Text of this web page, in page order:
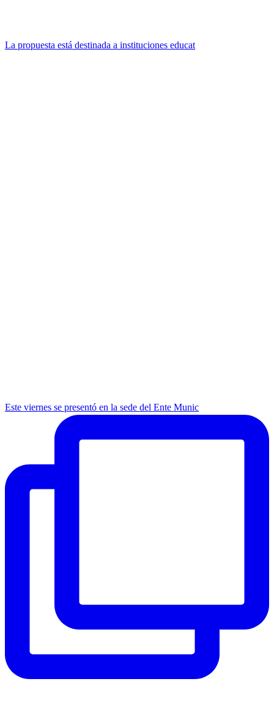
La propuesta está destinada a instituciones educat
Este viernes se presentó en la sede del Ente Munic